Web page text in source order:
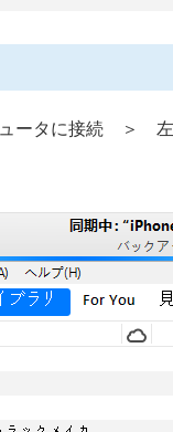
ュータに接続 ＞ 左